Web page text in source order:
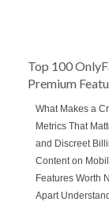
Top 100
Premium
What Makes a
Metrics That
and Discreet
Content on
Features Worth
Apart